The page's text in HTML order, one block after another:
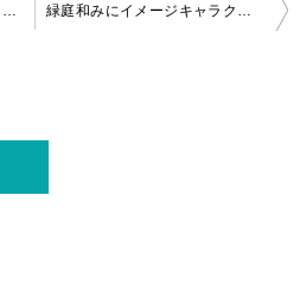
PRTIMESに長谷川造園を取り上げてもらいました 緑庭和みにイメージキャラクター登場！